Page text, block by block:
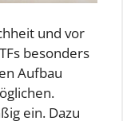
und vor
besonders
Aufbau
ein. Dazu